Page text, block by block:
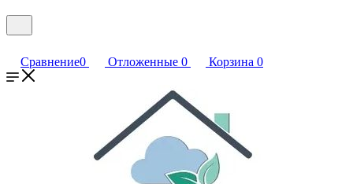
Сравнение0 Отложенные 0 Корзина 0